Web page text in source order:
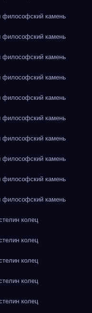
камень
камень
камень
камень
камень
камень
камень
камень
камень
камень
колец
колец
колец
колец
колец